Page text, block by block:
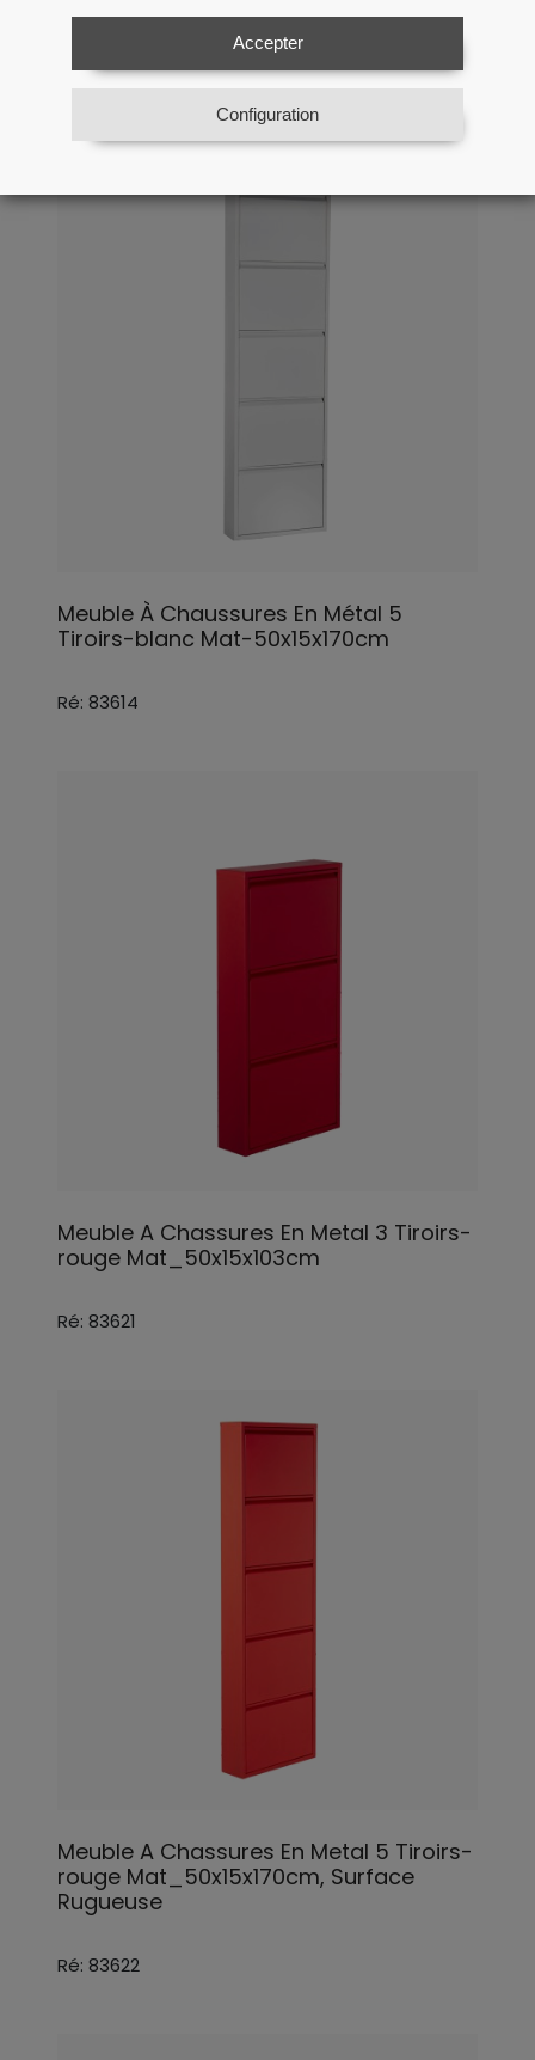
Accepter
Configuration
Tiroirs-blanc Mat_50x15x136cm
Ré: 83613
Meuble À Chaussures En Métal 5
Tiroirs-blanc Mat-50x15x170cm
Ré: 83614
Meuble A Chassures En Metal 3 Tiroirs-
rouge Mat_50x15x103cm
Ré: 83621
Meuble A Chassures En Metal 5 Tiroirs-
rouge Mat_50x15x170cm, Surface
Rugueuse
Ré: 83622